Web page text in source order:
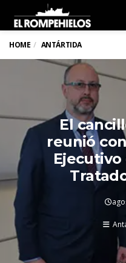
HOME ANTÁRTIDA
El
reunió